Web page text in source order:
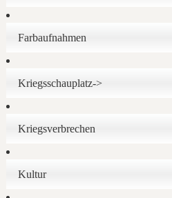
Farbaufnahmen
Kriegsschauplatz->
Kriegsverbrechen
Kultur